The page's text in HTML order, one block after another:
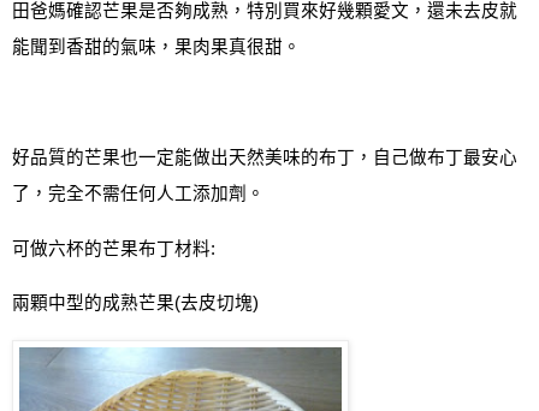
田爸媽確認芒果是否夠成熟，特別買來好幾顆愛文，還未去皮就
能聞到香甜的氣味，果肉果真很甜。
好品質的芒果也一定能做出天然美味的布丁，自己做布丁最安心
了，完全不需任何人工添加劑。
可做六杯的芒果布丁材料:
兩顆中型的成熟芒果(去皮切塊)